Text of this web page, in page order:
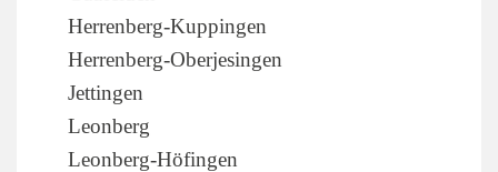
Herrenberg-Kuppingen
Herrenberg-Oberjesingen
Jettingen
Leonberg
Leonberg-Höfingen